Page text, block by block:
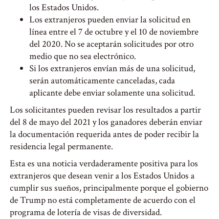
los Estados Unidos.
Los extranjeros pueden enviar la solicitud en
línea entre el 7 de octubre y el 10 de noviembre
del 2020. No se aceptarán solicitudes por otro
medio que no sea electrónico.
Si los extranjeros envían más de una solicitud,
serán automáticamente canceladas, cada
aplicante debe enviar solamente una solicitud.
Los solicitantes pueden revisar los resultados a partir
del 8 de mayo del 2021 y los ganadores deberán enviar
la documentación requerida antes de poder recibir la
residencia legal permanente.
Esta es una noticia verdaderamente positiva para los
extranjeros que desean venir a los Estados Unidos a
cumplir sus sueños, principalmente porque el gobierno
de Trump no está completamente de acuerdo con el
programa de lotería de visas de diversidad.